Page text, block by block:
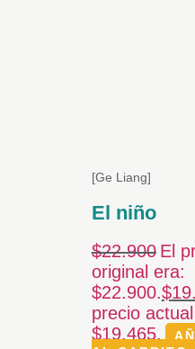
[Ge Liang]
El niño
$22.900 El
original era:
$22.900.$
precio
$19.465.